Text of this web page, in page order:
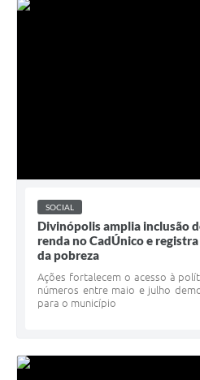
SOCIAL
Divinópolis amplia inclusão
renda no CadÚnico e
da pobreza
Ações fortalecem o acesso à
números entre maio e julho
para o município